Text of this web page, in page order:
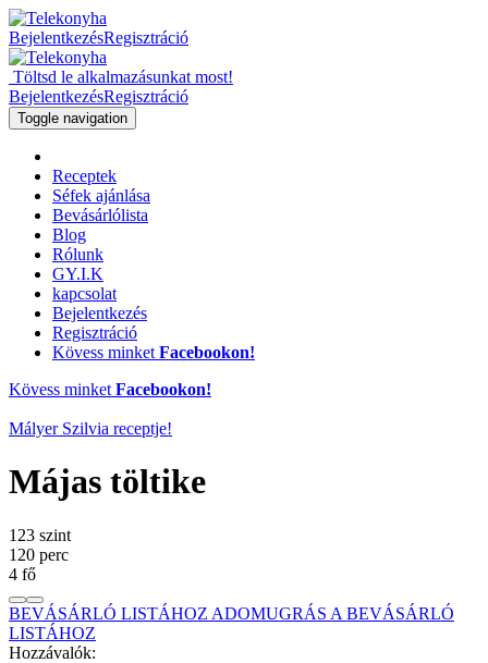
BejelentkezésRegisztráció
Töltsd le alkalmazásunkat most!
BejelentkezésRegisztráció
Toggle navigation
Receptek
Séfek ajánlása
Bevásárlólista
Blog
Rólunk
GY.I.K
kapcsolat
Bejelentkezés
Regisztráció
Kövess minket Facebookon!
Kövess minket Facebookon!
Mályer Szilvia receptje!
Májas töltike
1 23 szint
120 perc
4 fő
BEVÁSÁRLÓ LISTÁHOZ ADOMUGRÁS A BEVÁSÁRLÓ
LISTÁHOZ
Hozzávalók: